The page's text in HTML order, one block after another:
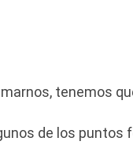
tenemos
de los